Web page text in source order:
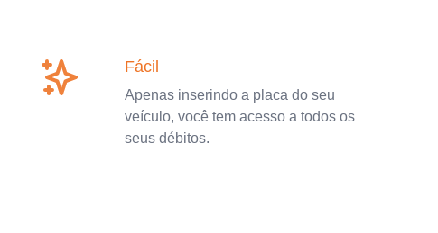
Fácil
Apenas inserindo a placa do seu
veículo, você tem acesso a todos os
seus débitos.